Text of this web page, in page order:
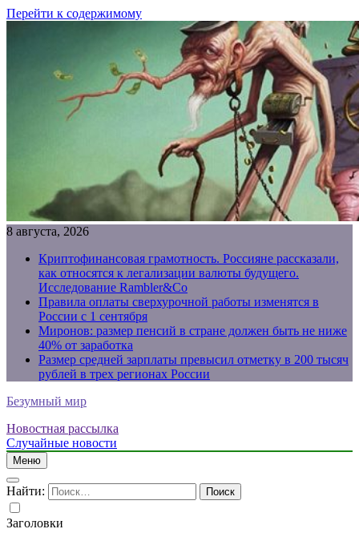
Перейти к содержимому
8 августа, 2026
Криптофинансовая грамотность. Россияне рассказали,
как относятся к легализации валюты будущего.
Исследование Rambler&Co
Правила оплаты сверхурочной работы изменятся в
России с 1 сентября
Миронов: размер пенсий в стране должен быть не ниже
40% от заработка
Размер средней зарплаты превысил отметку в 200 тысяч
рублей в трех регионах России
Безумный мир
Новостная рассылка
Случайные новости
Меню
Найти:
Заголовки